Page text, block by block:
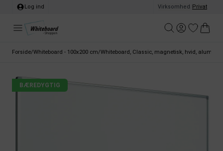
Log ind Virksomhed Privat
Forside/Whiteboard - 100x200 cm/Whiteboard, Classic, magnetisk, hvid,
BÆREDYGTIG